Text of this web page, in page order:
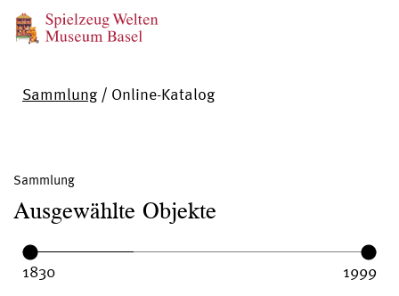
Sammlung / Online-Katalog
Sammlung
Ausgewählte Objekte
Year range:
Year from:
Year until: